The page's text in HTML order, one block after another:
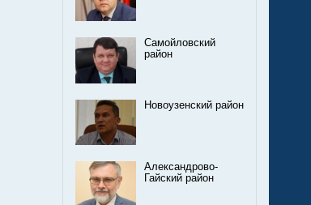
Самойловский
район
Новоузенский район
Александрово-
Гайский район